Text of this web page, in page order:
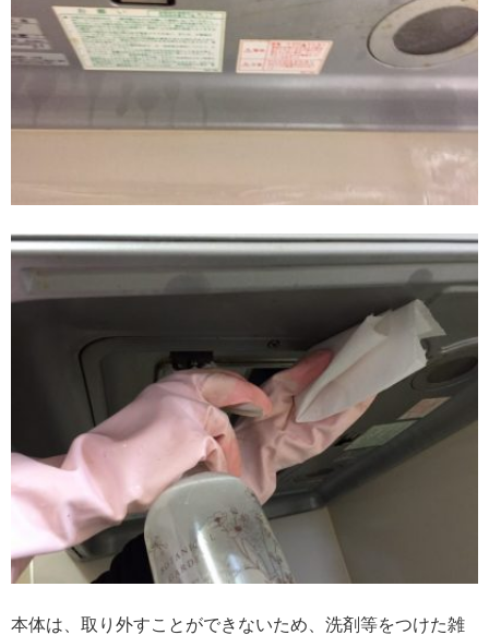
本体は、取り外すことができないため、洗剤等をつけた雑